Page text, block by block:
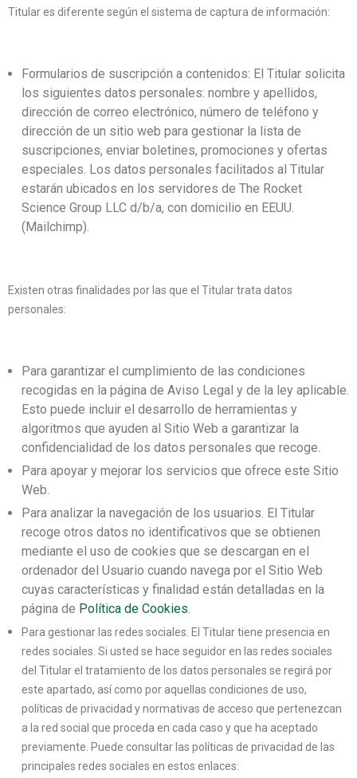
Titular es diferente según el sistema de captura de información:
Formularios de suscripción a contenidos: El Titular solicita
los siguientes datos personales: nombre y apellidos,
dirección de correo electrónico, número de teléfono y
dirección de un sitio web para gestionar la lista de
suscripciones, enviar boletines, promociones y ofertas
especiales. Los datos personales facilitados al Titular
estarán ubicados en los servidores de The Rocket
Science Group LLC d/b/a, con domicilio en EEUU.
(Mailchimp).
Existen otras finalidades por las que el Titular trata datos
personales:
Para garantizar el cumplimiento de las condiciones
recogidas en la página de Aviso Legal y de la ley aplicable.
Esto puede incluir el desarrollo de herramientas y
algoritmos que ayuden al Sitio Web a garantizar la
confidencialidad de los datos personales que recoge.
Para apoyar y mejorar los servicios que ofrece este Sitio
Web.
Para analizar la navegación de los usuarios. El Titular
recoge otros datos no identificativos que se obtienen
mediante el uso de cookies que se descargan en el
ordenador del Usuario cuando navega por el Sitio Web
cuyas características y finalidad están detalladas en la
página de Política de Cookies.
Para gestionar las redes sociales. El Titular tiene presencia en
redes sociales. Si usted se hace seguidor en las redes sociales
del Titular el tratamiento de los datos personales se regirá por
este apartado, así como por aquellas condiciones de uso,
políticas de privacidad y normativas de acceso que pertenezcan
a la red social que proceda en cada caso y que ha aceptado
previamente. Puede consultar las políticas de privacidad de las
principales redes sociales en estos enlaces: